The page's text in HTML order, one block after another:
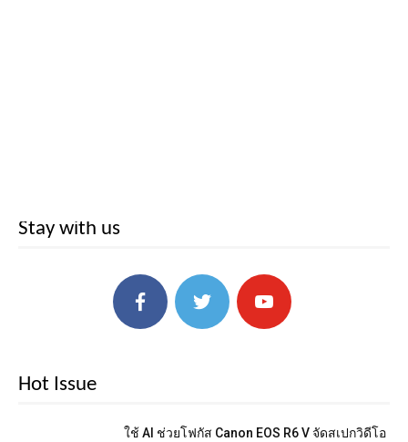
Stay with us
Hot Issue
ใช้ AI ช่วยโฟกัส Canon EOS R6 V จัดสเปกวิดีโอ